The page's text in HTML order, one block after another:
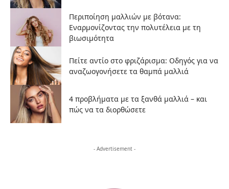
Περιποίηση μαλλιών με βότανα:
Εναρμονίζοντας την πολυτέλεια με τη
βιωσιμότητα
Πείτε αντίο στο φριζάρισμα: Oδηγός για να
αναζωογονήσετε τα θαμπά μαλλιά
4 προβλήματα με τα ξανθά μαλλιά – και
πώς να τα διορθώσετε
- Advertisement -